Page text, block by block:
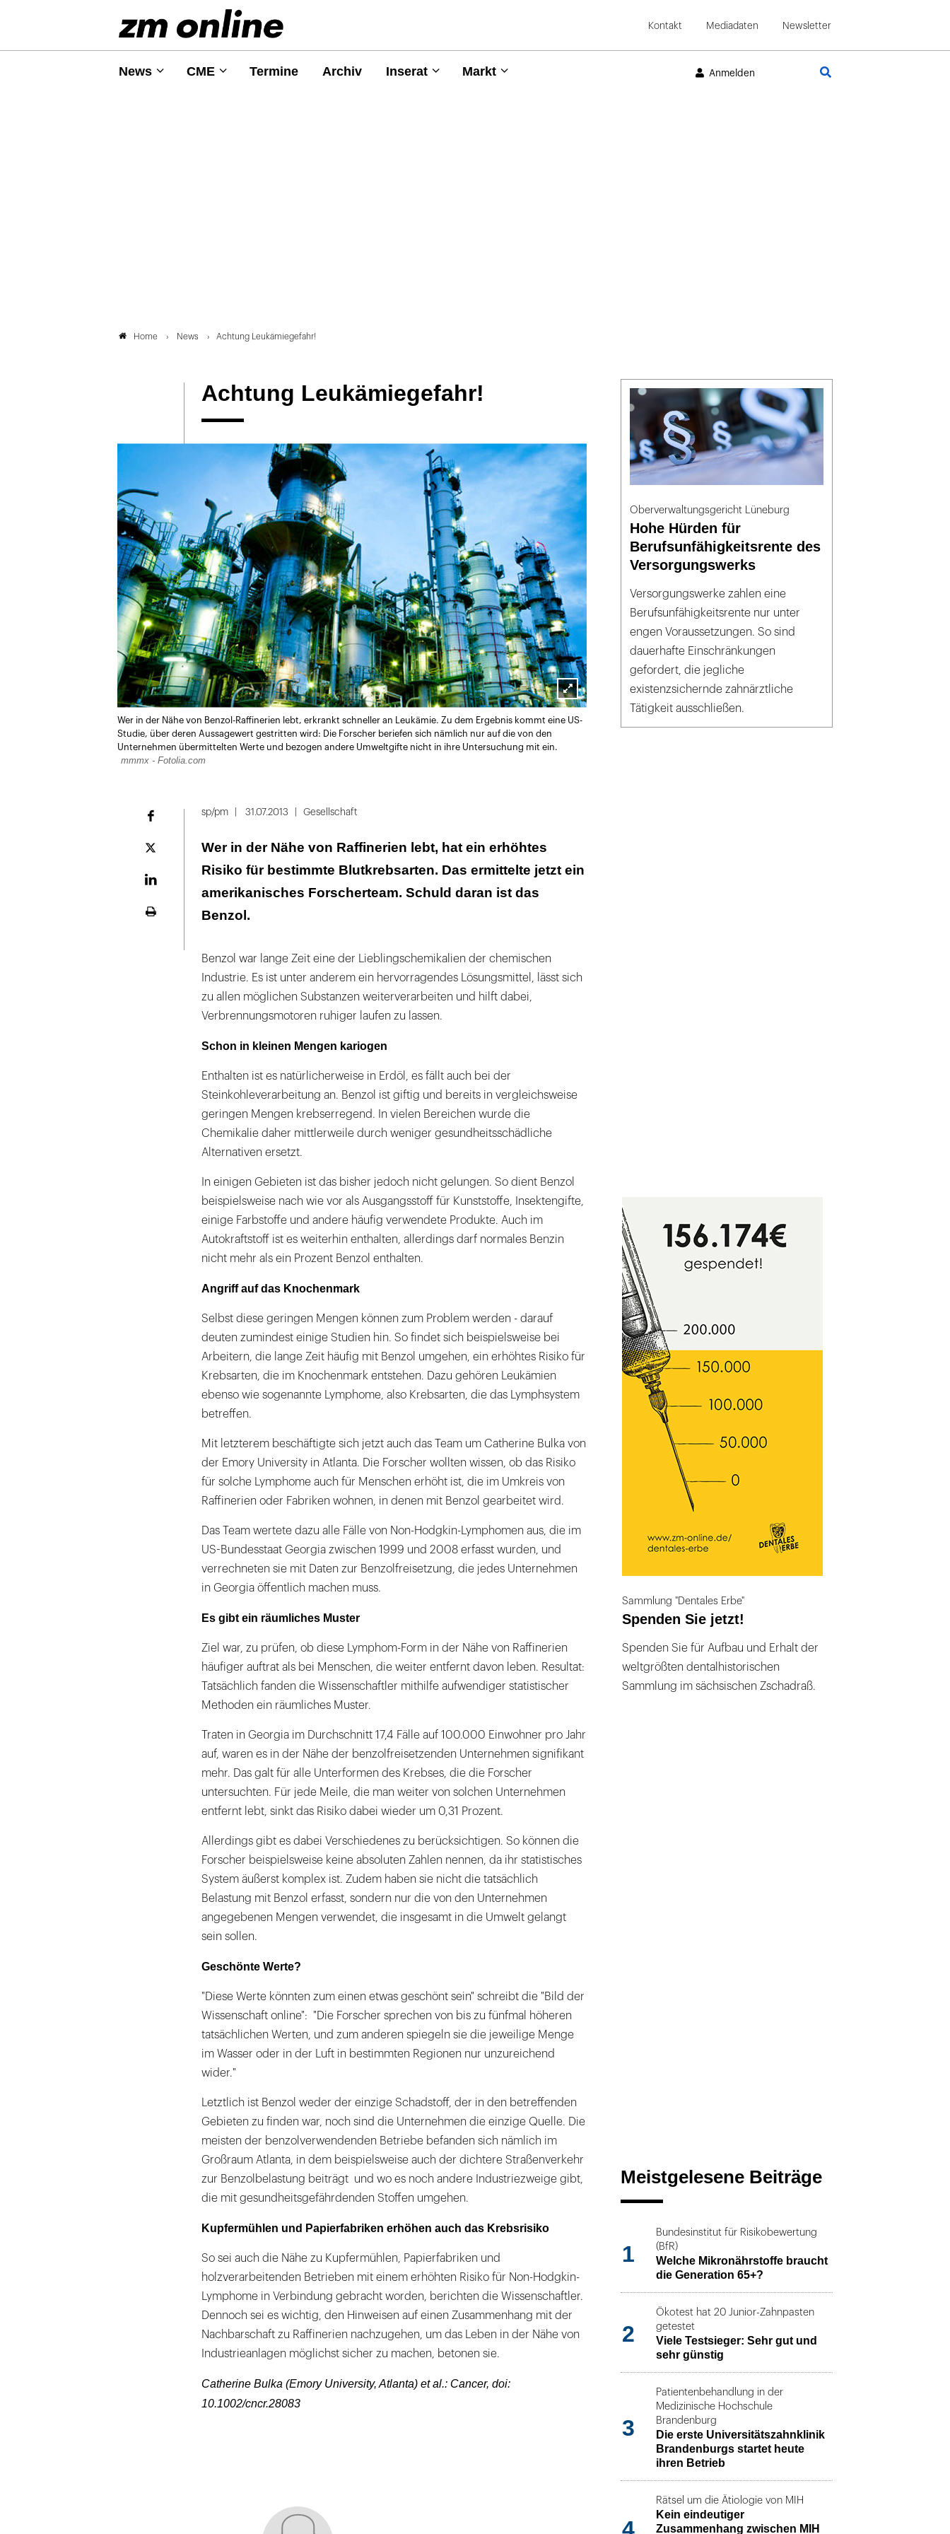
Kontakt Mediadaten Newsletter
News CME Termine Archiv Inserat Markt Anmelden
Home News Achtung Leukämiegefahr!
Achtung Leukämiegefahr!
Lightbox
öffnen
Wer in der Nähe von Benzol-Raffinerien lebt, erkrankt schneller an Leukämie. Zu dem Ergebnis kommt eine US-
Studie, über deren Aussagewert gestritten wird: Die Forscher beriefen sich nämlich nur auf die von den
Unternehmen übermittelten Werte und bezogen andere Umweltgifte nicht in ihre Untersuchung mit ein.
mmmx - Fotolia.com
Plattform
sp/pm 31.07.2013 Gesellschaft
Wer in der Nähe von Raffinerien lebt, hat ein erhöhtes
Risiko für bestimmte Blutkrebsarten. Das ermittelte jetzt ein
amerikanisches Forscherteam. Schuld daran ist das
Benzol.
Benzol war lange Zeit eine der Lieblingschemikalien der chemischen
Industrie. Es ist unter anderem ein hervorragendes Lösungsmittel, lässt sich
zu allen möglichen Substanzen weiterverarbeiten und hilft dabei,
Verbrennungsmotoren ruhiger laufen zu lassen.
Schon in kleinen Mengen kariogen
Enthalten ist es natürlicherweise in Erdöl, es fällt auch bei der
Steinkohleverarbeitung an. Benzol ist giftig und bereits in vergleichsweise
geringen Mengen krebserregend. In vielen Bereichen wurde die
Chemikalie daher mittlerweile durch weniger gesundheitsschädliche
Alternativen ersetzt.
In einigen Gebieten ist das bisher jedoch nicht gelungen. So dient Benzol
beispielsweise nach wie vor als Ausgangsstoff für Kunststoffe, Insektengifte,
einige Farbstoffe und andere häufig verwendete Produkte. Auch im
Autokraftstoff ist es weiterhin enthalten, allerdings darf normales Benzin
nicht mehr als ein Prozent Benzol enthalten.
Angriff auf das Knochenmark
Selbst diese geringen Mengen können zum Problem werden - darauf
deuten zumindest einige Studien hin. So findet sich beispielsweise bei
Arbeitern, die lange Zeit häufig mit Benzol umgehen, ein erhöhtes Risiko für
Krebsarten, die im Knochenmark entstehen. Dazu gehören Leukämien
ebenso wie sogenannte Lymphome, also Krebsarten, die das Lymphsystem
betreffen.
Mit letzterem beschäftigte sich jetzt auch das Team um Catherine Bulka von
der Emory University in Atlanta. Die Forscher wollten wissen, ob das Risiko
für solche Lymphome auch für Menschen erhöht ist, die im Umkreis von
Raffinerien oder Fabriken wohnen, in denen mit Benzol gearbeitet wird.
Das Team wertete dazu alle Fälle von Non-Hodgkin-Lymphomen aus, die im
US-Bundesstaat Georgia zwischen 1999 und 2008 erfasst wurden, und
verrechneten sie mit Daten zur Benzolfreisetzung, die jedes Unternehmen
in Georgia öffentlich machen muss.
Es gibt ein räumliches Muster
Ziel war, zu prüfen, ob diese Lymphom-Form in der Nähe von Raffinerien
häufiger auftrat als bei Menschen, die weiter entfernt davon leben. Resultat:
Tatsächlich fanden die Wissenschaftler mithilfe aufwendiger statistischer
Methoden ein räumliches Muster.
Traten in Georgia im Durchschnitt 17,4 Fälle auf 100.000 Einwohner pro Jahr
auf, waren es in der Nähe der benzolfreisetzenden Unternehmen signifikant
mehr. Das galt für alle Unterformen des Krebses, die die Forscher
untersuchten. Für jede Meile, die man weiter von solchen Unternehmen
entfernt lebt, sinkt das Risiko dabei wieder um 0,31 Prozent.
Allerdings gibt es dabei Verschiedenes zu berücksichtigen. So können die
Forscher beispielsweise keine absoluten Zahlen nennen, da ihr statistisches
System äußerst komplex ist. Zudem haben sie nicht die tatsächlich
Belastung mit Benzol erfasst, sondern nur die von den Unternehmen
angegebenen Mengen verwendet, die insgesamt in die Umwelt gelangt
sein sollen.
Geschönte Werte?
"Diese Werte könnten zum einen etwas geschönt sein" schreibt die "Bild der
Wissenschaft online": "Die Forscher sprechen von bis zu fünfmal höheren
tatsächlichen Werten, und zum anderen spiegeln sie die jeweilige Menge
im Wasser oder in der Luft in bestimmten Regionen nur unzureichend
wider."
Letztlich ist Benzol weder der einzige Schadstoff, der in den betreffenden
Gebieten zu finden war, noch sind die Unternehmen die einzige Quelle. Die
meisten der benzolverwendenden Betriebe befanden sich nämlich im
Großraum Atlanta, in dem beispielsweise auch der dichtere Straßenverkehr
zur Benzolbelastung beiträgt und wo es noch andere Industriezweige gibt,
die mit gesundheitsgefährdenden Stoffen umgehen.
Kupfermühlen und Papierfabriken erhöhen auch das Krebsrisiko
So sei auch die Nähe zu Kupfermühlen, Papierfabriken und
holzverarbeitenden Betrieben mit einem erhöhten Risiko für Non-Hodgkin-
Lymphome in Verbindung gebracht worden, berichten die Wissenschaftler.
Dennoch sei es wichtig, den Hinweisen auf einen Zusammenhang mit der
Nachbarschaft zu Raffinerien nachzugehen, um das Leben in der Nähe von
Industrieanlagen möglichst sicher zu machen, betonen sie.
Catherine Bulka (Emory University, Atlanta) et al.: Cancer, doi:
10.1002/cncr.28083
Oberverwaltungsgericht Lüneburg
Hohe Hürden für
Berufsunfähigkeitsrente des
Versorgungswerks
Versorgungswerke zahlen eine
Berufsunfähigkeitsrente nur unter
engen Voraussetzungen. So sind
dauerhafte Einschränkungen
gefordert, die jegliche
existenzsichernde zahnärztliche
Tätigkeit ausschließen.
Sammlung "Dentales Erbe"
Spenden Sie jetzt!
Spenden Sie für Aufbau und Erhalt der
weltgrößten dentalhistorischen
Sammlung im sächsischen Zschadraß.
Meistgelesene Beiträge
1
Bundesinstitut für Risikobewertung
(BfR)
Welche Mikronährstoffe braucht
die Generation 65+?
2
Ökotest hat 20 Junior-Zahnpasten
getestet
Viele Testsieger: Sehr gut und
sehr günstig
3
Patientenbehandlung in der
Medizinische Hochschule
Brandenburg
Die erste Universitätszahnklinik
Brandenburgs startet heute
ihren Betrieb
4
Rätsel um die Ätiologie von MIH
Kein eindeutiger
Zusammenhang zwischen MIH